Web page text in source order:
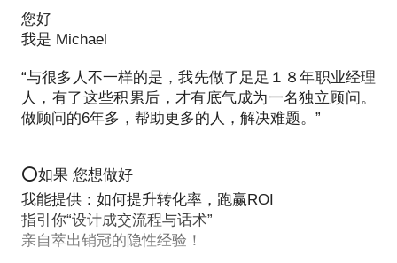
做到。
法与技巧；
我们也可以聚集在话术的魔力提升上，通过三种话术
的关键技能 要性/魔性/感性，提升话术说服力。
话术的威力，不可小觑，一起来 “死磕” 吧！
问答之间，成败得失，均在话术！
成交话术教练Michael：
如果不能，
也没有关系，来一场即兴分享，一样也畅快
❤️约定2
❤️约定3
10分钟内，不能檫出火花
咨询费全免，零风险，心动不如行动
传统电销越来越难！政策收紧、线路受阻、接通率
低、名单资源贵…
如果，您正面临越来越难的困惑，是时候思考与私域
结合了，①“微电融合”的核心思维？②如何对传统电
销做流程再造？③如何通过微信“经营”用户；④如何
户资源私有化！…
电销、网销 是一个非常复杂的话题，1-2个小时绝对
无法全部涵盖，但如果您有具体的项目、案例、脚
我们也可以聊聊——《呼叫中心人员招聘
的“囧”与“迥”》
都在谈智能客服，也都在谈人难招。
智能客服也许将取代人工，却丝毫解决不了当下“招人
“人难招”，难在“用正确的方式招人”。
细思极恐，有些呼叫中心现在的招聘到了“是人就要，
肯来就用”的地步；
第一条标准：先去掉减分项。
如说“开口印象差错”，或者是“自杀式提问差错”。我们
在做话术优化的时候，首先要将这部分“坑”给添上。
第二条标准，有没有“加分项”。
一套好话术设计出来，一定要有些“加分话术”的成
您好
我是 Michael
“与很多人不一样的是，我先做了足足１８年职业经理
人，有了这些积累后，才有底气成为一名独立顾问。
做顾问的6年多，帮助更多的人，解决难题。”
⭕如果 您想做好
我能提供：如何提升转化率，跑赢ROI
指引你“设计成交流程与话术”
亲自萃出销冠的隐性经验！